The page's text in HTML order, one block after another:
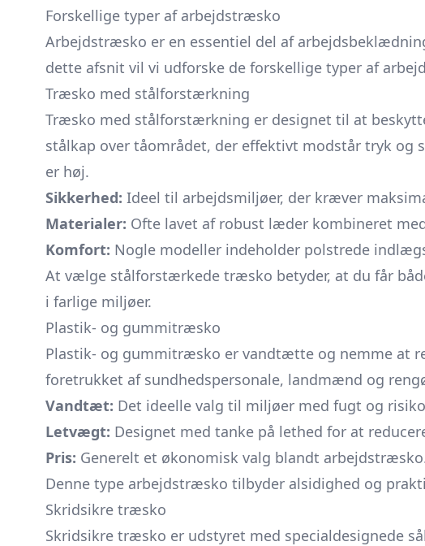
Forskellige typer af arbejdstræsko
Arbejdstræsko er en essentiel del af
dette afsnit vil vi udforske de forskellige typer af
Træsko med stålforstærkning
Træsko med stålforstærkning er designet til at
stålkap over tåområdet, der effektivt modstår tryk
er høj.
Sikkerhed: Ideel til arbejdsmiljøer, der kræver
Materialer: Ofte lavet af robust læder kombineret
Komfort: Nogle modeller indeholder polstrede
At vælge stålforstærkede træsko betyder, at du får
i farlige miljøer.
Plastik- og gummitræsko
Plastik- og gummitræsko er vandtætte og nemme at
foretrukket af sundhedspersonale, landmænd og
Vandtæt: Det ideelle valg til miljøer med fugt og
Letvægt: Designet med tanke på lethed for at
Pris: Generelt et økonomisk valg blandt
Denne type arbejdstræsko tilbyder alsidighed og
Skridsikre træsko
Skridsikre træsko er udstyret med specialdesignede